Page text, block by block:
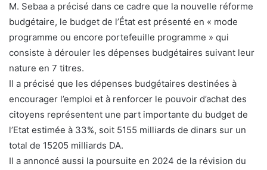
M. Sebaa a précisé dans ce cadre que la nouvelle réforme
budgétaire, le budget de l’État est présenté en « mode
programme ou encore portefeuille programme » qui
consiste à dérouler les dépenses budgétaires suivant leur
nature en 7 titres.
Il a précisé que les dépenses budgétaires destinées à
encourager l’emploi et à renforcer le pouvoir d’achat des
citoyens représentent une part importante du budget de
l’Etat estimée à 33%, soit 5155 milliards de dinars sur un
total de 15205 milliards DA.
Il a annoncé aussi la poursuite en 2024 de la révision du